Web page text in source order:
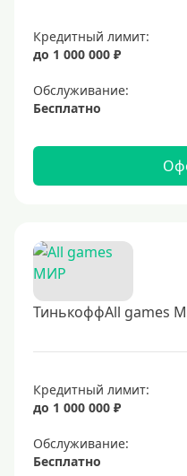
Кредитный лимит:
до 1 000 000 ₽
Обслуживание:
Бесплатно
ТинькоффAll games
Кредитный лимит:
до 1 000 000 ₽
Обслуживание:
Бесплатно